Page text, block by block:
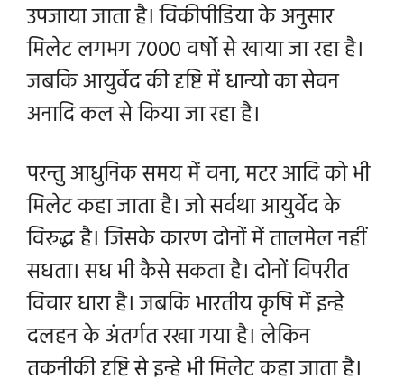
उपजाया जाता है। विकीपीडिया के अनुसार
मिलेट लगभग 7000 वर्षो से खाया जा रहा है।
जबकि आयुर्वेद की दृष्टि में धान्यो का सेवन
अनादि कल से किया जा रहा है।
परन्तु आधुनिक समय में चना, मटर आदि को भी
मिलेट कहा जाता है। जो सर्वथा आयुर्वेद के
विरुद्ध है। जिसके कारण दोनों में तालमेल नहीं
सधता। सध भी कैसे सकता है। दोनों विपरीत
विचार धारा है। जबकि भारतीय कृषि में इन्हे
दलहन के अंतर्गत रखा गया है। लेकिन
तकनीकी दृष्टि से इन्हे भी मिलेट कहा जाता है।